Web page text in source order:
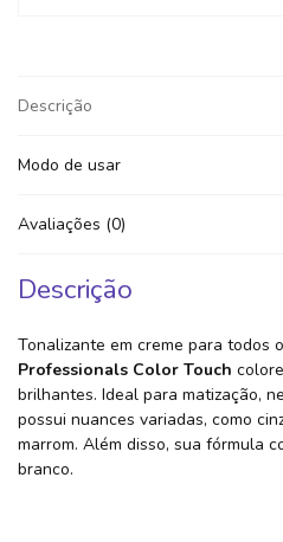
Descrição
Modo de usar
Avaliações (0)
Descrição
Tonalizante em creme para todos
Professionals Color Touch
brilhantes. Ideal para matização,
possui nuances variadas, como
marrom. Além disso, sua fórmula
branco.